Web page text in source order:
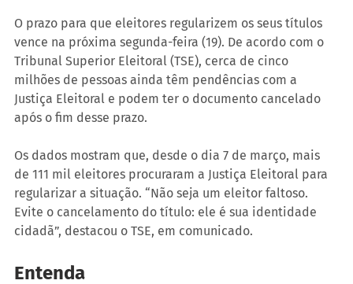
O prazo para que eleitores regularizem os seus títulos
vence na próxima segunda-feira (19). De acordo com o
Tribunal Superior Eleitoral (TSE), cerca de cinco
milhões de pessoas ainda têm pendências com a
Justiça Eleitoral e podem ter o documento cancelado
após o fim desse prazo.
Os dados mostram que, desde o dia 7 de março, mais
de 111 mil eleitores procuraram a Justiça Eleitoral para
regularizar a situação. “Não seja um eleitor faltoso.
Evite o cancelamento do título: ele é sua identidade
cidadã”, destacou o TSE, em comunicado.
Entenda